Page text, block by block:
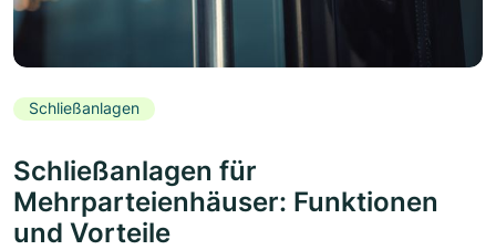
Schließanlagen
Schließanlagen für
Mehrparteienhäuser: Funktionen
und Vorteile